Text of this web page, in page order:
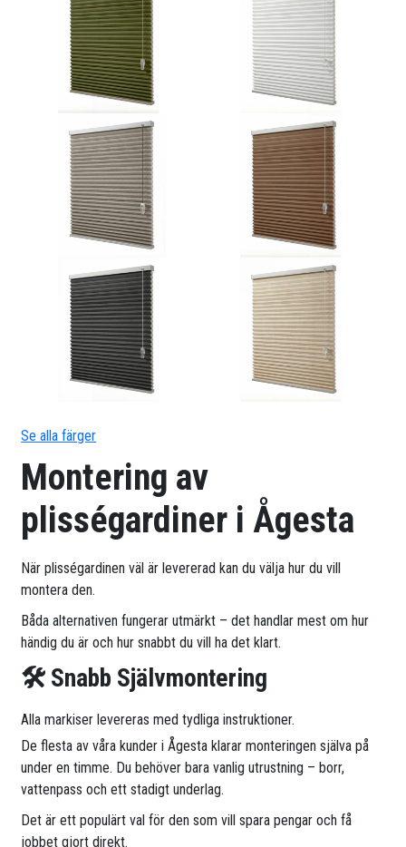
Se alla färger
Montering av
plisségardiner i Ågesta
När plisségardinen väl är levererad kan du välja hur du vill
montera den.
Båda alternativen fungerar utmärkt – det handlar mest om hur
händig du är och hur snabbt du vill ha det klart.
🛠 Snabb Självmontering
Alla markiser levereras med tydliga instruktioner.
De flesta av våra kunder i Ågesta klarar monteringen själva på
under en timme. Du behöver bara vanlig utrustning – borr,
vattenpass och ett stadigt underlag.
Det är ett populärt val för den som vill spara pengar och få
jobbet gjort direkt.